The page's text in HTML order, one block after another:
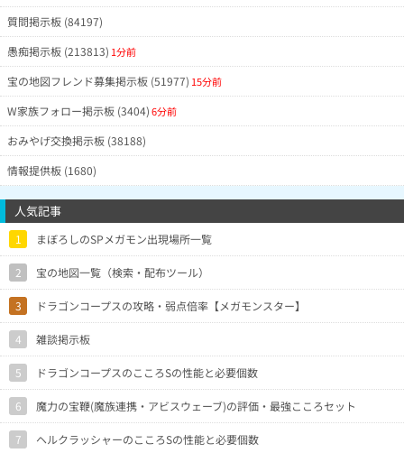
質問掲示板 (84197)
愚痴掲示板 (213813) 1分前
宝の地図フレンド募集掲示板 (51977) 15分前
W家族フォロー掲示板 (3404)6分前
おみやげ交換掲示板 (38188)
情報提供板 (1680)
人気記事
1 まぼろしのSPメガモン出現場所一覧
2 宝の地図一覧（検索・配布ツール）
3 ドラゴンコープスの攻略・弱点倍率【メガモンスター】
4 雑談掲示板
5 ドラゴンコープスのこころSの性能と必要個数
6 魔力の宝鞭(魔族連携・アビスウェーブ)の評価・最強こころセット
7 ヘルクラッシャーのこころSの性能と必要個数